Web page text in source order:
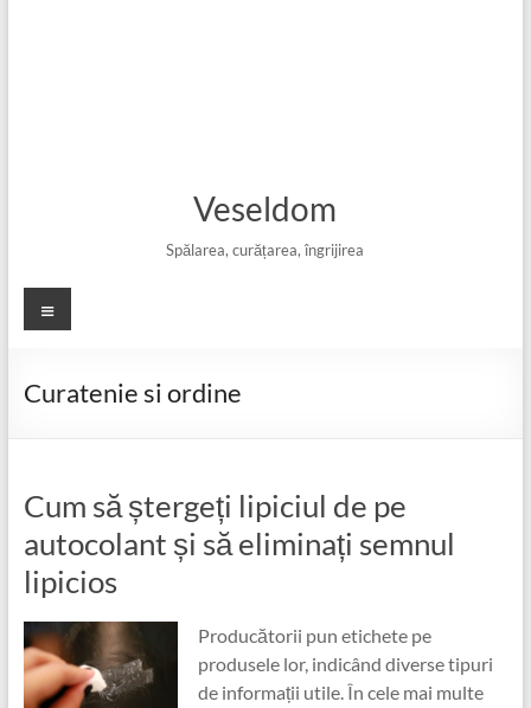
Veseldom
Spălarea, curățarea, îngrijirea
Meniu
Curatenie si ordine
Cum să ștergeți lipiciul de pe
autocolant și să eliminați semnul
lipicios
Producătorii pun etichete pe
produsele lor, indicând diverse tipuri
de informații utile. În cele mai multe